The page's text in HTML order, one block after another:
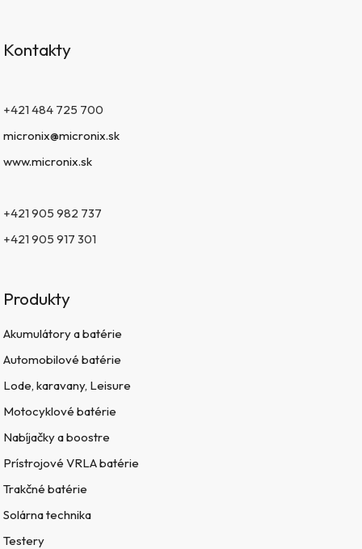
Kontakty
+421 484 725 700
micronix@micronix.sk
www.micronix.sk
+421 905 982 737
+421 905 917 301
Produkty
Akumulátory a batérie
Automobilové batérie
Lode, karavany, Leisure
Motocyklové batérie
Nabíjačky a boostre
Prístrojové VRLA batérie
Trakčné batérie
Solárna technika
Testery